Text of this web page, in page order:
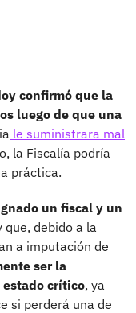
confirmó que la
luego de que una
le suministrara mal
la Fiscalía podría
práctica.
un fiscal y un
que, debido a la
a imputación de
ser la
estado crítico, ya
si perderá una de